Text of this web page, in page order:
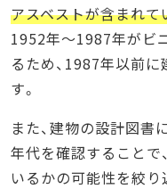
アスベストが含まれ
1952年〜1987年がビ
るため、1987年以前
す。
また、建物の設計図
年代を確認することで
いるかの可能性を絞り